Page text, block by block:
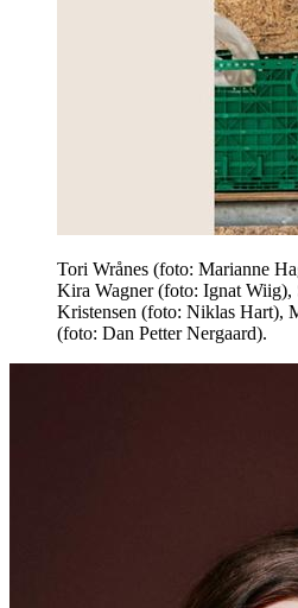
Tori Wrånes (foto: Marianne
Kira Wagner (foto: Ignat Wiig),
Kristensen (foto: Niklas Hart),
(foto: Dan Petter Nergaard).